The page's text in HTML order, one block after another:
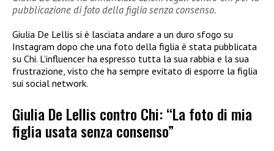
pubblicazione di foto della figlia senza consenso.
Giulia De Lellis si è lasciata andare a un duro sfogo su
Instagram dopo che una foto della figlia è stata pubblicata
su Chi. L’influencer ha espresso tutta la sua rabbia e la sua
frustrazione, visto che ha sempre evitato di esporre la figlia
sui social network.
Giulia De Lellis contro Chi: “La foto di mia
figlia usata senza consenso”